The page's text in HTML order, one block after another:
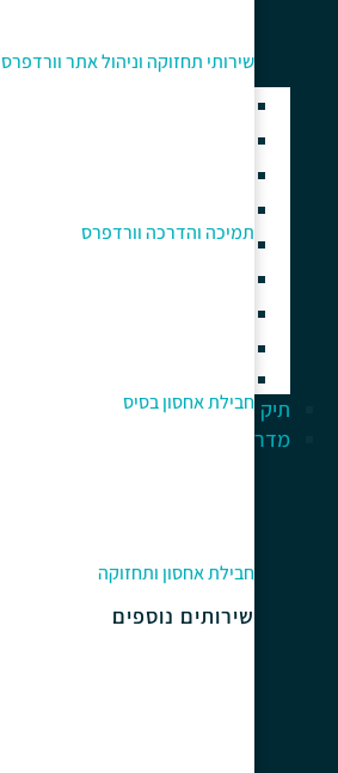
שירותי תחזוקה וניהול אתר וורדפרס
תמיכה והדרכה וורדפרס
חבילת אחסון בסיס
חבילת אחסון ותחזוקה
שירותים נוספים
אחסון אתרי וורדפרס איכותי
תיק עבודות
מדריך למתחלים